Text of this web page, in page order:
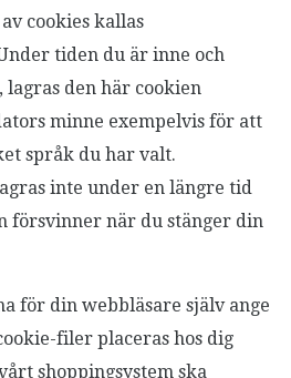
cookies kallas
tiden du är inne och
lagras den här cookien
minne exempelvis för att
språk du har valt.
inte under en längre tid
försvinner när du stänger din
för din webbläsare själv ange
filer placeras hos dig
shoppingsystem ska